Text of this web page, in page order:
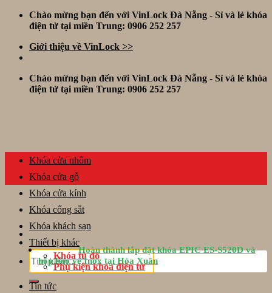
Skip
Chào mừng bạn đến với VinLock Đà Nẵng - Sỉ và lẻ khóa
điện tử tại miền Trung: 0906 252 257
Giới thiệu về VinLock >>
Chào mừng bạn đến với VinLock Đà Nẵng - Sỉ và lẻ khóa
điện tử tại miền Trung: 0906 252 257
Tìm
kiếm:
Khóa cửa nhôm
Khóa cửa gỗ
Khóa cửa kính
Khóa cổng sắt
Khóa khách sạn
Thiết bị khác
Khóa tủ đồ
Phụ kiện khóa điện tử
Tin tức
Hoàn thành lắp đặt khóa EPIC ES-S520D và
hộp bảo vệ Inox tại Hòa Xuân